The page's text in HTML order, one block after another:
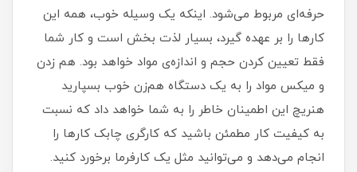
حرفه‌ای مربوط می‌شود. اینکه یک وسیله خوب، همه این
کارها را بر عهده گیرد، بسیار لذت بخش است و کار شما
فقط تعیین کردن حجم و اندازه‌ی مواد خواهد بود. هم زدن
و میکس مواد را به یک دستگاه هم‌زن خوب بسپارید
هنریچ این اطمینان خاطر را به شما خواهد داد که نسبت
به کیفیت کار مطمئن باشید که کارگری چابک کارها را
انجام می‌دهد و می‌توانید مثل یک کارفرما برخورد کنید.